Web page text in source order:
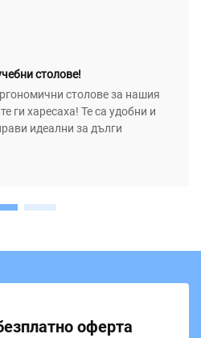
столове!
столове за нашия
ги харесаха! Те са удобни и
идеални за дълги
оферта